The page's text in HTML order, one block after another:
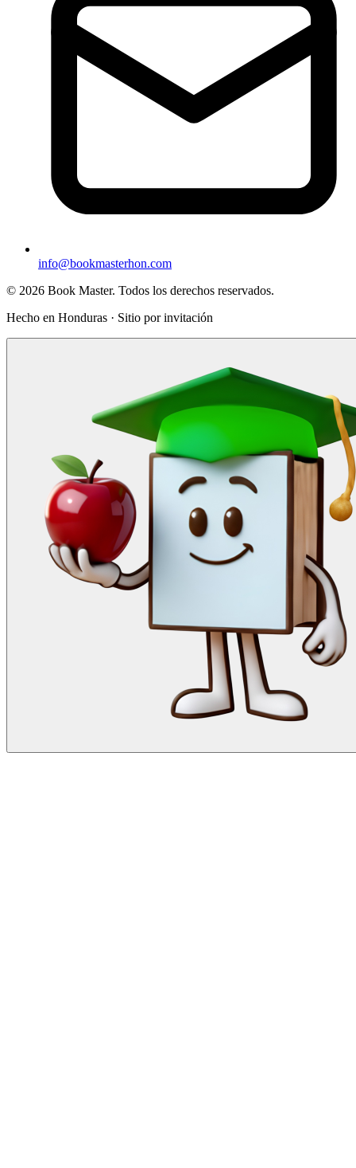
info@bookmasterhon.com
© 2026 Book Master. Todos los derechos reservados.
Hecho en Honduras · Sitio por invitación